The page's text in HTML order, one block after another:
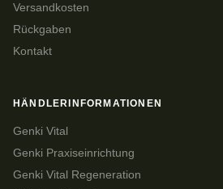
Versandkosten
Rückgaben
Kontakt
HÄNDLERINFORMATIONEN
Genki Vital
Genki Praxiseinrichtung
Genki Vital Regeneration